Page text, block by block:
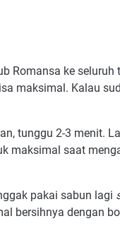
Romansa ke
maksimal. Kalau
tunggu 2-3 menit.
maksimal saat
pakai sabun lagi
bersihnya dengan